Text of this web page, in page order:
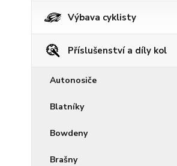
Výbava cyklisty
Příslušenství a díly kol
Autonosiče
Blatníky
Bowdeny
Brašny